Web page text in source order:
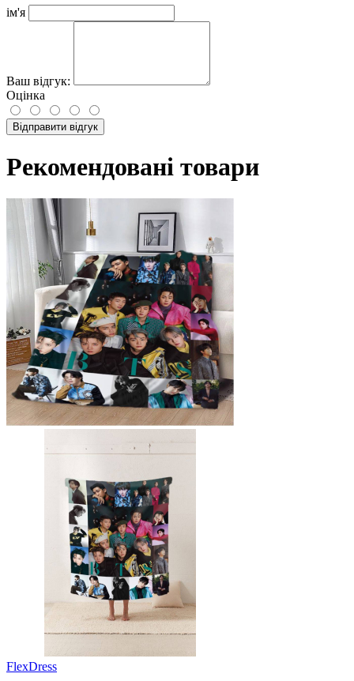
ім'я
Ваш відгук:
Оцінка
Відправити відгук
Рекомендовані товари
FlexDress